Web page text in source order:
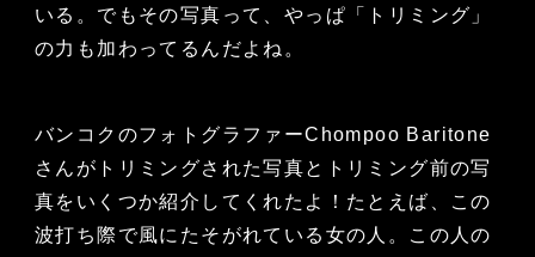
いる。でもその写真って、やっぱ「トリミング」
の力も加わってるんだよね。
バンコクのフォトグラファーChompoo Baritone
さんがトリミングされた写真とトリミング前の写
真をいくつか紹介してくれたよ！たとえば、この
波打ち際で風にたそがれている女の人。この人の